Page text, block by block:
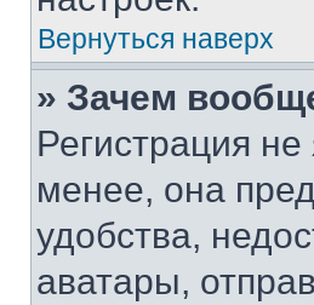
Вернуться наверх
» Зачем
Регистрация
менее, она
удобства,
аватары,